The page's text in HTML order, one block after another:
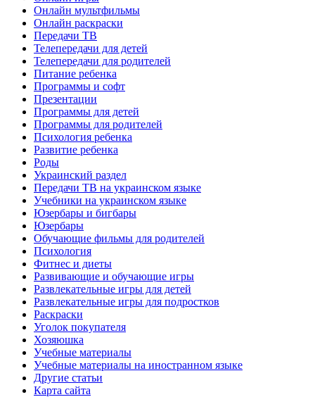
Онлайн мультфильмы
Онлайн раскраски
Передачи ТВ
Телепередачи для детей
Телепередачи для родителей
Питание ребенка
Программы и софт
Презентации
Программы для детей
Программы для родителей
Психология ребенка
Развитие ребенка
Роды
Украинский раздел
Передачи ТВ на украинском языке
Учебники на украинском языке
Юзербары и бигбары
Юзербары
Обучающие фильмы для родителей
Психология
Фитнес и диеты
Развивающие и обучающие игры
Развлекательные игры для детей
Развлекательные игры для подростков
Раскраски
Уголок покупателя
Хозяюшка
Учебные материалы
Учебные материалы на иностранном языке
Другие статьи
Карта сайта